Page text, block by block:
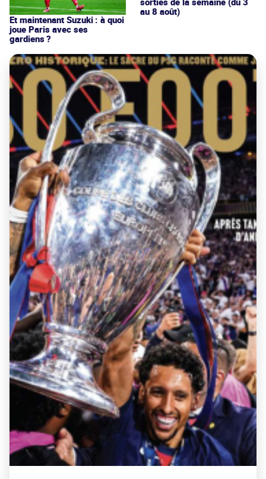
Et maintenant Suzuki : à quoi
joue Paris avec ses
gardiens ?
au 8 août)